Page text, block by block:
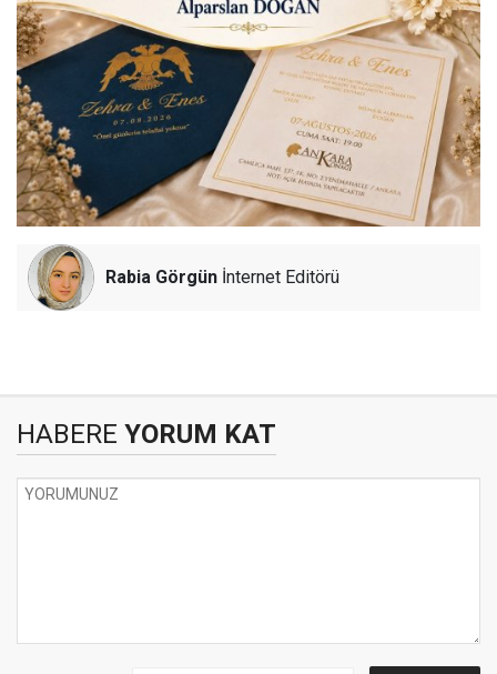
Rabia Görgün İnternet Editörü
HABERE YORUM KAT